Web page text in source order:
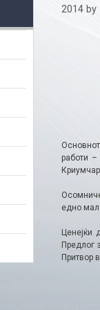
2014 by
работи
едно
Ценејќи
Предлог
Притвор